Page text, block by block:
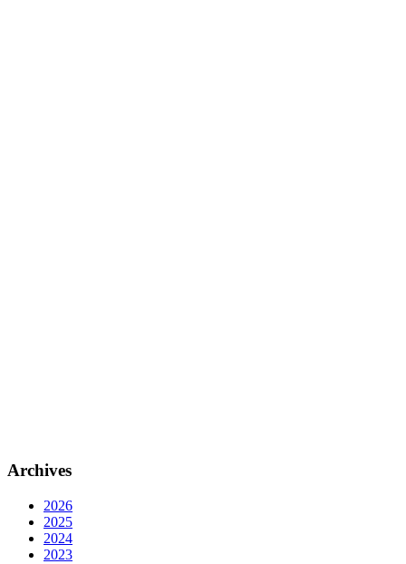
Archives
2026
2025
2024
2023